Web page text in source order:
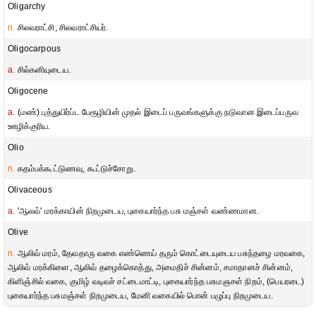
Oligarchy
n. சிலவராட்சி, சிலவராட்சியர்.
Oligocarpous
a. சில்கனியுடைய.
Oligocene
a. (மண்) புத்துயிர்ப்ட பேரூழியின் முதல் இடைப் பருவங்களுக்கு நடுவான இடைப்பருவ
ஊழிக்குரிய.
Olio
n. கதம்பக்கூட்டுணவு, கூட்டுச்சோறு.
Olivaceous
a. 'ஆலவ்' மரக்காயின் நிறமுடைய, புகையார்ந்த பசு மஞ்சள் வண்ணமான.
Olive
n. ஆலிவ் மரம், தேவதாரு வகை எண்ணெய் தரும் கொட்டையுடைய பசுந்தழை மரவகை,
ஆலிவ் மரக்கிளை, ஆலிவ் தழைக்கொத்து, அமைதிச் சின்னம், சமாதானச் சின்னம்,
கிளிஞ்சில் வகை, குமிழ் வடிவச் சட்டைமாட்டி, புகையார்ந்த பசுமஞசள் நிறம், (பெயரடை)
புகையார்ந்த பசுமஞ்சள் நிறமுடைய, மேனி வகையில் பொன் பழுப்பு நிறமுடைய.